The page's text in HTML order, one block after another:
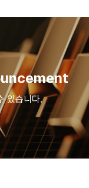
제품
구매 및
견적
문의
↗
유지보수
있습니다.